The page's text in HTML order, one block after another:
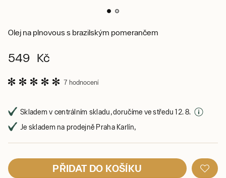
Olej na plnovous s brazilským pomerančem
549 Kč
7 hodnocení
Skladem v centrálním skladu, doručíme ve středu 12. 8.
Je skladem na prodejně Praha Karlín,
PŘIDAT DO KOŠÍKU